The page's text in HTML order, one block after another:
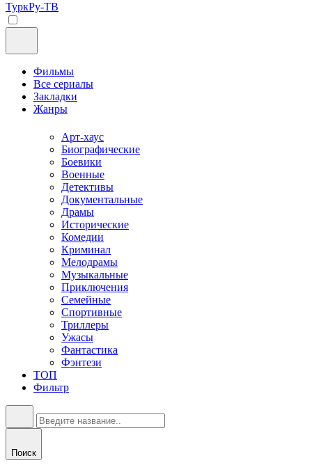
ТуркРу-ТВ
Фильмы
Все сериалы
Закладки
Жанры
Арт-хаус
Биографические
Боевики
Военные
Детективы
Документальные
Драмы
Исторические
Комедии
Криминал
Мелодрамы
Музыкальные
Приключения
Семейные
Спортивные
Триллеры
Ужасы
Фантастика
Фэнтези
ТОП
Фильтр
Поиск